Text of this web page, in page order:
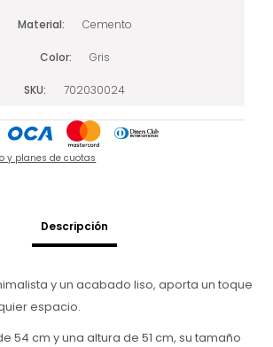
Material Cemento
Color Gris
SKU 702030024
y planes de cuotas
Descripción
y un acabado liso, aporta un toque
espacio.
54 cm y una altura de 51 cm, su tamaño